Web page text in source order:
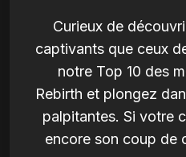
Curieux de
captivants que ceux
notre Top 10 des
Rebirth et plongez
palpitantes. Si votre
encore son coup